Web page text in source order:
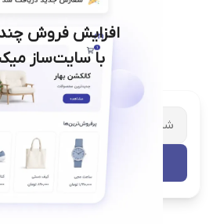
افزایش فروش چند
با سایت‌ساز
شریک تجاری ترب با
تست رایگان